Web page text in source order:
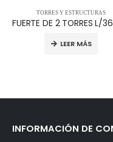
TORRES Y ESTRUCTURAS
LEER MÁS
INFORMACIÓN DE